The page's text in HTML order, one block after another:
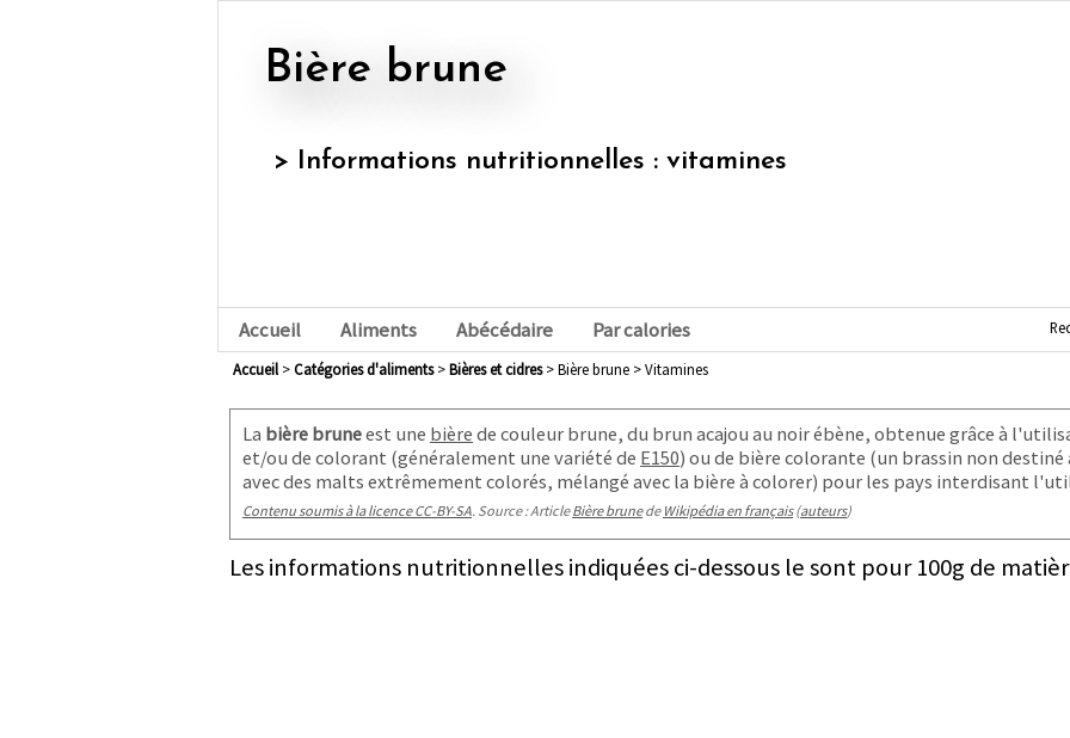
Bière brune
> Informations nutritionnelles : vitamines
Accueil Aliments Abécédaire Par calories
Accueil> Catégories d'aliments> bières et cidres> Bière brune > Vitamines
La bière bruneest une bière de couleur brune, du brun acajou au noir ébène, obtenue grâce à
et/ou de colorant (généralement une variété de E150) ou de bière colorante (un brassin non
avec des malts extrêmement colorés, mélangé avec la bière à colorer) pour les pays interdisant
Contenu soumis à la licence CC-BY-SA. Source : ArticleBière brunede Wikipédia en français(auteurs)
Les informations nutritionnelles indiquées ci-dessous le sont pour 100g de